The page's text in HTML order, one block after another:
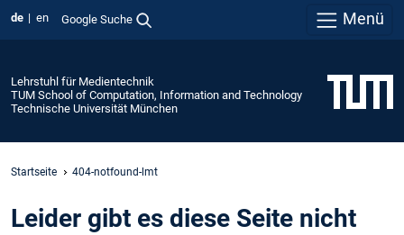
de en Google Suche Menü
Lehrstuhl für Medientechnik
TUM School of Computation, Information and Technology
Technische Universität München
Startseite 404-notfound-lmt
Leider gibt es diese Seite nicht